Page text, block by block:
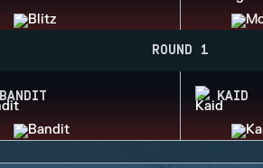
ROUND 1
BANDIT KAID